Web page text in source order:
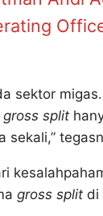
sektor
gross split
sekali,”
gross split di